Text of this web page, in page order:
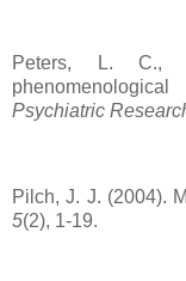
Peters, L. C.,
Psychiatric
Pilch, J. J. (2004).
5(2), 1-19.